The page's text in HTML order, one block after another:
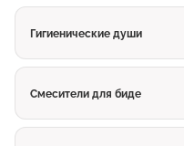
Гигиенические души
Смесители для биде